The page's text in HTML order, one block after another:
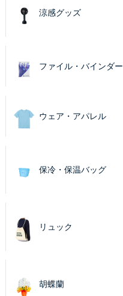
涼感グッズ
ファイル・バインダー
ウェア・アパレル
保冷・保温バッグ
リュック
胡蝶蘭